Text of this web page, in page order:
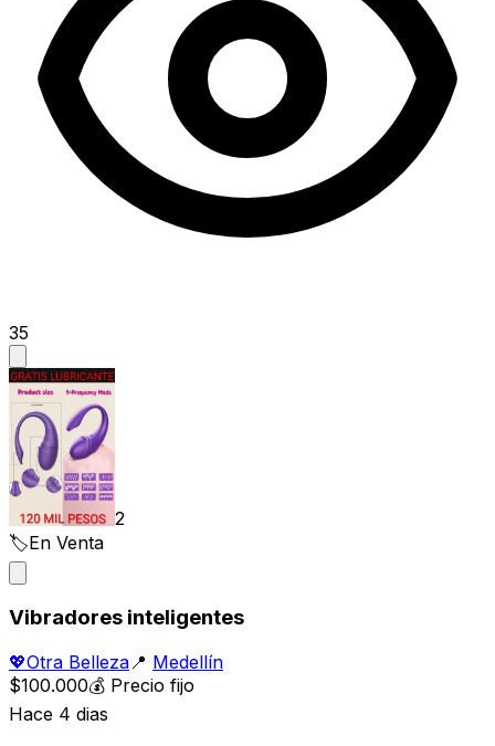
35
2
🏷️En Venta
Vibradores inteligentes
💖Otra Belleza📍 Medellín
$100.000💰 Precio fijo
Hace 4 dias